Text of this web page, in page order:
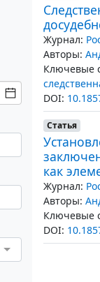
Журнал:
Авторы:
Ключевые
DOI:
Статья
как
Журнал:
Авторы:
Ключевые
DOI: